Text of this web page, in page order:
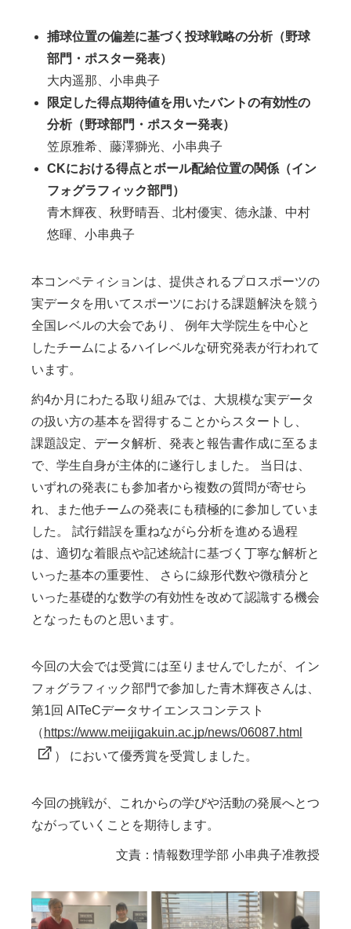
捕球位置の偏差に基づく投球戦略の分析（野球
部門・ポスター発表）
大内遥那、小串典子
限定した得点期待値を用いたバントの有効性の
分析（野球部門・ポスター発表）
笠原雅希、藤澤獅光、小串典子
CKにおける得点とボール配給位置の関係（イン
フォグラフィック部門）
青木輝夜、秋野晴吾、北村優実、徳永謙、中村
悠暉、小串典子
本コンペティションは、提供されるプロスポーツの
実データを用いてスポーツにおける課題解決を競う
全国レベルの大会であり、 例年大学院生を中心と
したチームによるハイレベルな研究発表が行われて
います。
約4か月にわたる取り組みでは、大規模な実データ
の扱い方の基本を習得することからスタートし、
課題設定、データ解析、発表と報告書作成に至るま
で、学生自身が主体的に遂行しました。 当日は、
いずれの発表にも参加者から複数の質問が寄せら
れ、また他チームの発表にも積極的に参加していま
した。 試行錯誤を重ねながら分析を進める過程
は、適切な着眼点や記述統計に基づく丁寧な解析と
いった基本の重要性、 さらに線形代数や微積分と
いった基礎的な数学の有効性を改めて認識する機会
となったものと思います。
今回の大会では受賞には至りませんでしたが、イン
フォグラフィック部門で参加した青木輝夜さんは、
第1回 AITeCデータサイエンスコンテスト
（ https://www.meijigakuin.ac.jp/news/06087.html
） において優秀賞を受賞しました。
今回の挑戦が、これからの学びや活動の発展へとつ
ながっていくことを期待します。
文責：情報数理学部 小串典子准教授